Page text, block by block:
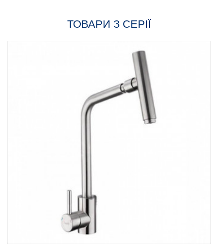
ТОВАРИ З СЕРІЇ